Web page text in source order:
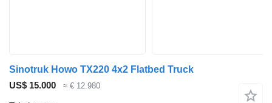
Sinotruk Howo TX220 4x2 Flatbed Truck
US$ 15.000
≈ € 12.980